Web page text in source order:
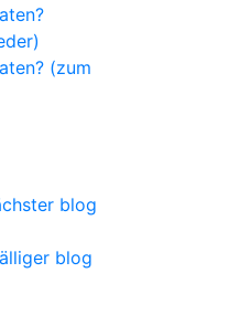
(zum
blog
blog